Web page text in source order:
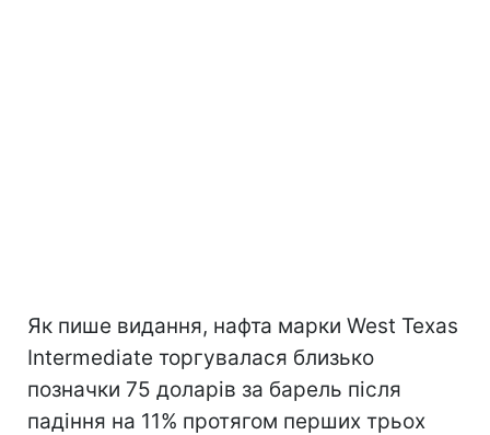
Як пише видання, нафта марки West Texas
Intermediate торгувалася близько
позначки 75 доларів за барель після
падіння на 11% протягом перших трьох